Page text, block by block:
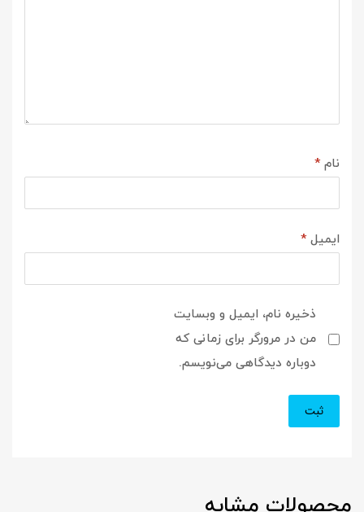
نام*
ایمیل*
ذخیره نام، ایمیل و وبسایت
من در مرورگر برای زمانی که
دوباره دیدگاهی می‌نویسم.